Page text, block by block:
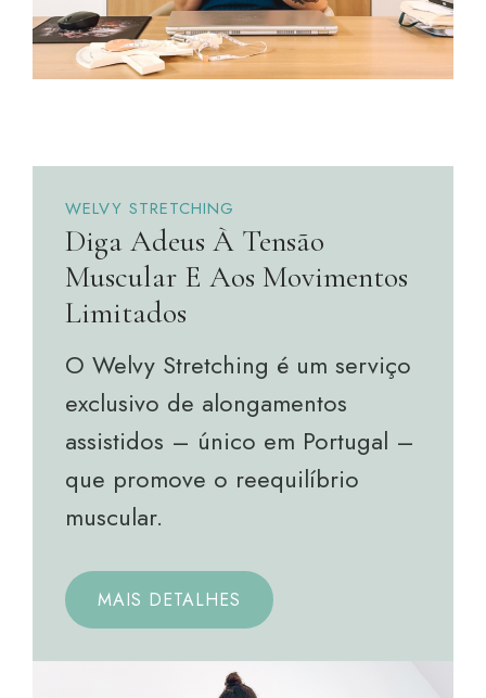
WELVY STRETCHING
Diga Adeus À Tensão
Muscular E Aos Movimentos
Limitados
O Welvy Stretching é um serviço
exclusivo de alongamentos
assistidos – único em Portugal –
que promove o reequilíbrio
muscular.
MAIS DETALHES